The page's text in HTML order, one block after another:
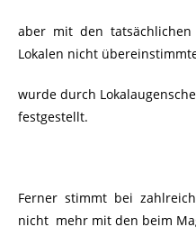
aber mit den
Lokalen nicht
wurde durch
festgestellt.
Ferner stimmt bei
nicht mehr mit den beim